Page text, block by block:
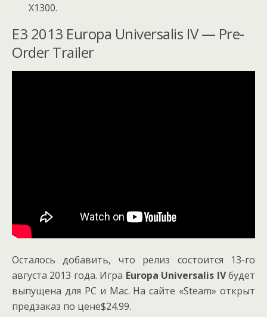
X1300.
E3 2013 Europa Universalis IV — Pre-
Order Trailer
Осталось добавить, что релиз состоится 13-го
августа 2013 года. Игра Europa Universalis IVбудет
выпущена для PC и Mac. На сайте «Steam» открыт
предзаказ по цене$24.99.